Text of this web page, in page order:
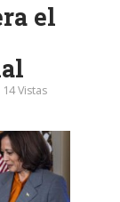
el
14 Vistas